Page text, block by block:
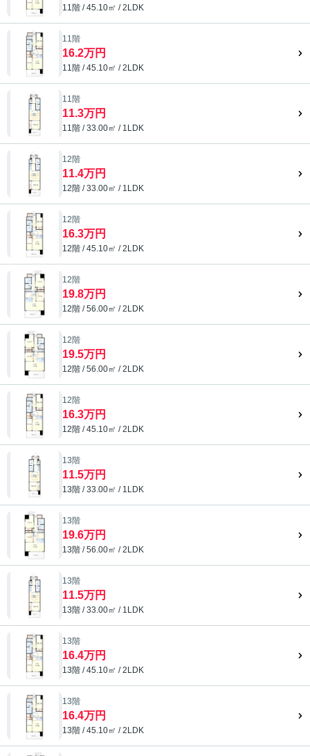
11階 / 45.10㎡ / 2LDK
11階
16.2万円
11階 / 45.10㎡ / 2LDK
11階
11.3万円
11階 / 33.00㎡ / 1LDK
12階
11.4万円
12階 / 33.00㎡ / 1LDK
12階
16.3万円
12階 / 45.10㎡ / 2LDK
12階
19.8万円
12階 / 56.00㎡ / 2LDK
12階
19.5万円
12階 / 56.00㎡ / 2LDK
12階
16.3万円
12階 / 45.10㎡ / 2LDK
13階
11.5万円
13階 / 33.00㎡ / 1LDK
13階
19.6万円
13階 / 56.00㎡ / 2LDK
13階
11.5万円
13階 / 33.00㎡ / 1LDK
13階
16.4万円
13階 / 45.10㎡ / 2LDK
13階
16.4万円
13階 / 45.10㎡ / 2LDK